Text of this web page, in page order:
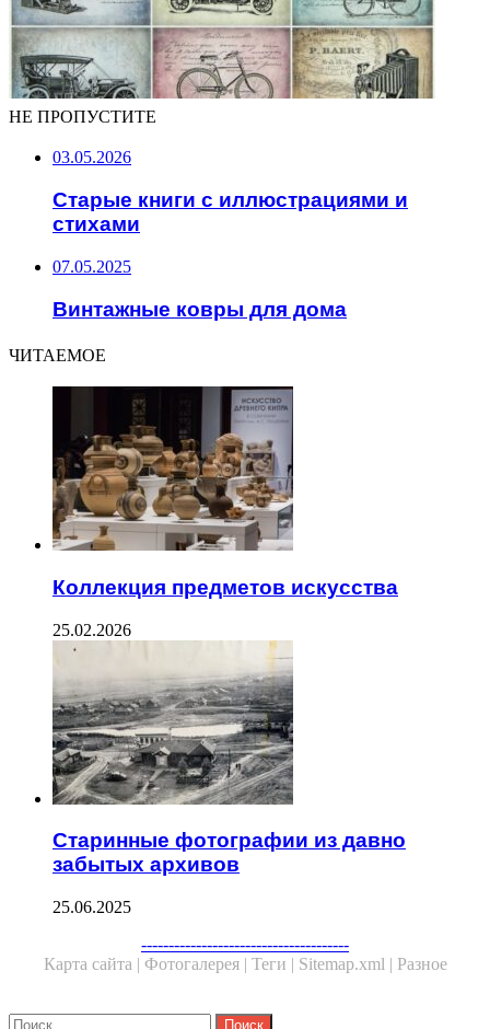
НЕ ПРОПУСТИТЕ
03.05.2026
Старые книги с иллюстрациями и
стихами
07.05.2025
Винтажные ковры для дома
ЧИТАЕМОЕ
Коллекция предметов искусства
25.02.2026
Старинные фотографии из давно
забытых архивов
25.06.2025
--------------------------------------
Карта сайта | Фотогалерея | Теги | Sitemap.xml | Разное
Close
Найти: